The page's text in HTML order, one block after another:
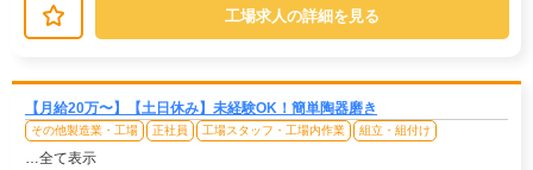
工場求人の詳細を見る
【月給20万〜】【土日休み】未経験OK！簡単陶器磨き
その他製造業・工場 正社員 工場スタッフ・工場内作業 組立・組付け
…全て表示